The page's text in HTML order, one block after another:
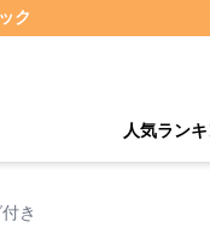
ク
人気ラン
き